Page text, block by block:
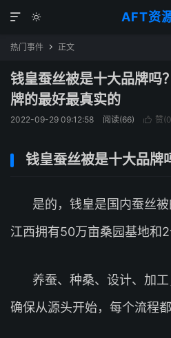
AFT资


热门事件  正文
钱皇蚕丝被是十大品牌吗
牌的最好最真实的
2022-09-29 09:12:58 阅读(66)  赞(0
钱皇蚕丝被是十大品牌
是的，钱皇是国内蚕丝被
江西拥有50万亩桑园基地和2
养蚕、种桑、设计、加工
确保从源头开始，每个流程都